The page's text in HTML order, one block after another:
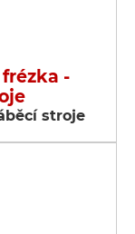
-
stroje